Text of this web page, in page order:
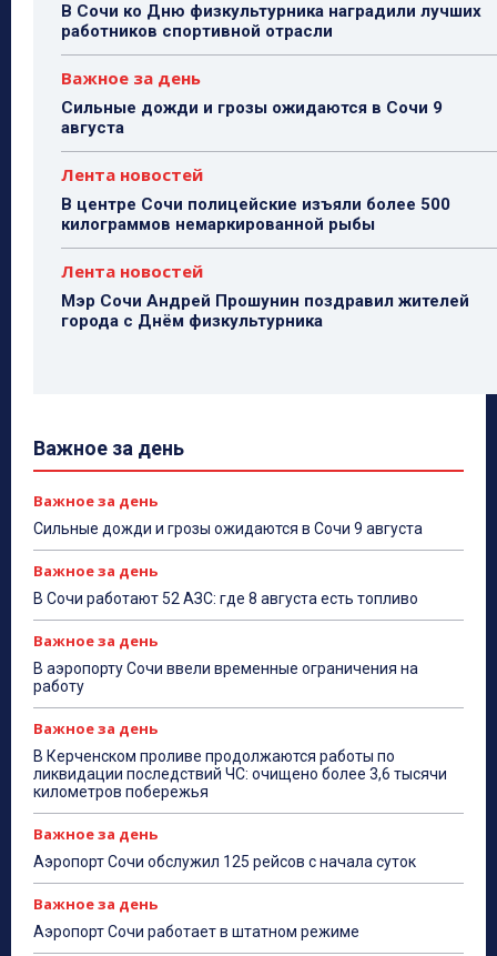
В Сочи ко Дню физкультурника наградили лучших
работников спортивной отрасли
Важное за день
Сильные дожди и грозы ожидаются в Сочи 9
августа
Лента новостей
В центре Сочи полицейские изъяли более 500
килограммов немаркированной рыбы
Лента новостей
Мэр Сочи Андрей Прошунин поздравил жителей
города с Днём физкультурника
Важное за день
Важное за день
Сильные дожди и грозы ожидаются в Сочи 9 августа
Важное за день
В Сочи работают 52 АЗС: где 8 августа есть топливо
Важное за день
В аэропорту Сочи ввели временные ограничения на
работу
Важное за день
В Керченском проливе продолжаются работы по
ликвидации последствий ЧС: очищено более 3,6 тысячи
километров побережья
Важное за день
Аэропорт Сочи обслужил 125 рейсов с начала суток
Важное за день
Аэропорт Сочи работает в штатном режиме